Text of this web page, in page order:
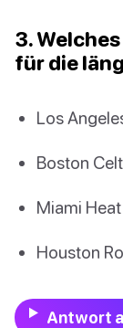
3.
für die
Los
Boston
Miami Heat
Houston
Antwort